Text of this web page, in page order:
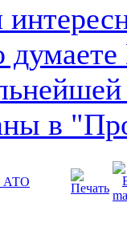
в
АТО